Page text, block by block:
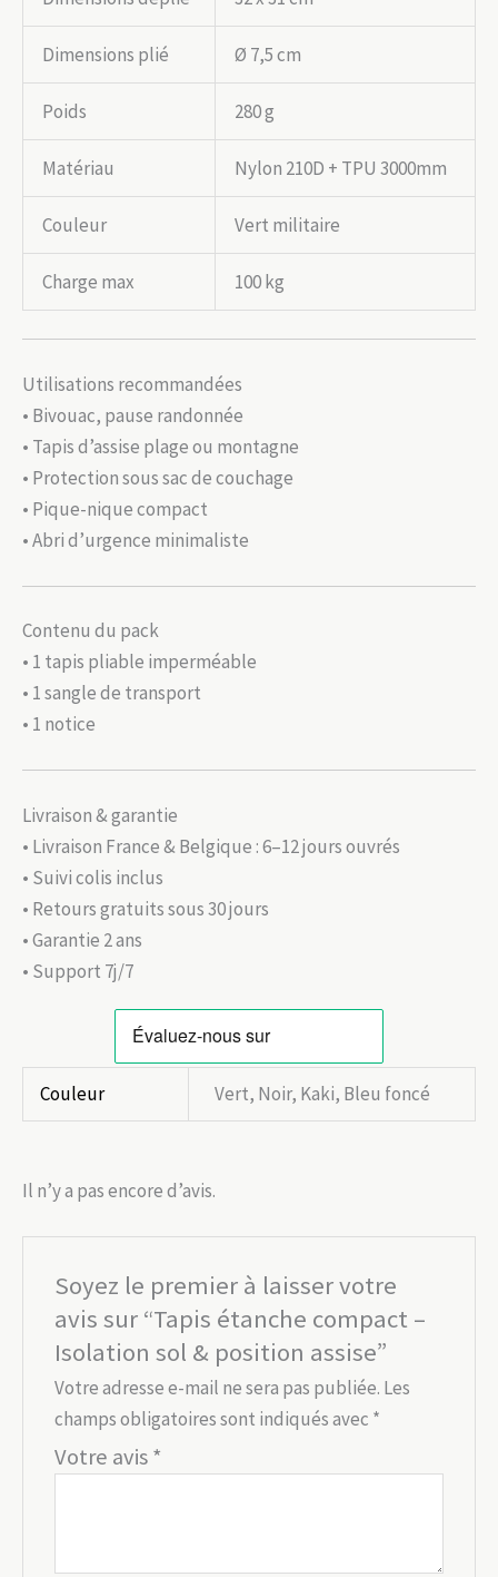
Dimensions plié Ø 7,5 cm
Poids 280 g
Matériau Nylon 210D + TPU 3000mm
Couleur Vert militaire
Charge max 100 kg
Utilisations recommandées
• Bivouac, pause randonnée
• Tapis d’assise plage ou montagne
• Protection sous sac de couchage
• Pique-nique compact
• Abri d’urgence minimaliste
Contenu du pack
• 1 tapis pliable imperméable
• 1 sangle de transport
• 1 notice
Livraison & garantie
• Livraison France & Belgique : 6–12 jours ouvrés
• Suivi colis inclus
• Retours gratuits sous 30 jours
• Garantie 2 ans
• Support 7j/7
Couleur Vert, Noir, Kaki, Bleu foncé
Il n’y a pas encore d’avis.
Soyez le premier à laisser votre
avis sur “Tapis étanche compact –
Isolation sol & position assise”
Votre adresse e-mail ne sera pas publiée. Les
champs obligatoires sont indiqués avec *
Votre avis*